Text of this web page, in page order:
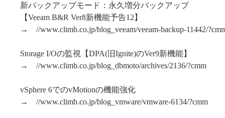
新バックアップモード：永久増分バックアップ
【Veeam B&R Ver8新機能予告12】
→ //www.climb.co.jp/blog_veeam/veeam-backup-11442/
Storage I/Oの監視【DPA(旧Ignite)のVer9新機能】
→ //www.climb.co.jp/blog_dbmoto/archives/2136/?cmm
vSphere 6でのvMotionの機能強化
→ //www.climb.co.jp/blog_vmware/vmware-6134/?cmm